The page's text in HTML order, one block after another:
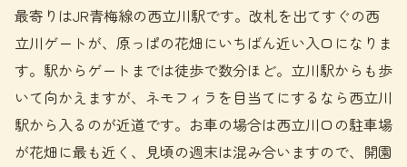
最寄りはJR青梅線の西立川駅です。改札を出てすぐの西
立川ゲートが、原っぱの花畑にいちばん近い入口になりま
す。駅からゲートまでは徒歩で数分ほど。立川駅からも歩
いて向かえますが、ネモフィラを目当てにするなら西立川
駅から入るのが近道です。お車の場合は西立川口の駐車場
が花畑に最も近く、見頃の週末は混み合いますので、開園